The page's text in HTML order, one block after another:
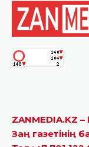
ZANMEDIA.KZ
Заң газетінің